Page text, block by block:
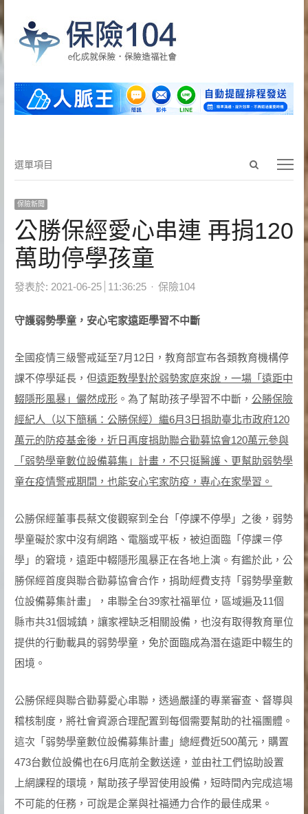
Open
search
選
項
目
選單項目
保險新聞
公勝保經愛心串連 再捐120
萬助停學孩童
發表於: 2021-06-25 11:36:25 Author
保險104
守護弱勢學童，安心宅家遠距學習不中斷
全國疫情三級警戒延至7月12日，教育部宣布各類教育機構停
課不停學延長，但遠距教學對於弱勢家庭來說，一場「遠距中
輟隱形風暴」儼然成形。為了幫助孩子學習不中斷， 公勝保險
經紀人（以下簡稱：公勝保經）繼6月3日捐助臺北市政府120
萬元的防疫基金後，近日再度捐助聯合勸募協會120萬元參與
「弱勢學童數位設備募集」計畫，不只挺醫護、更幫助弱勢學
童在疫情警戒期間，也能安心宅家防疫，專心在家學習。
公勝保經董事長蔡文俊觀察到全台「停課不停學」之後，弱勢
學童礙於家中沒有網路、電腦或平板，被迫面臨「停課＝停
學」的窘境，遠距中輟隱形風暴正在各地上演。有鑑於此，公
勝保經首度與聯合勸募協會合作，捐助經費支持「弱勢學童數
位設備募集計畫」，串聯全台39家社福單位，區域遍及11個
縣市共31個城鎮，讓家裡缺乏相關設備，也沒有取得教育單位
提供的行動載具的弱勢學童，免於面臨成為潛在遠距中輟生的
困境。
公勝保經與聯合勸募愛心串聯，透過嚴謹的專業審查、督導與
稽核制度，將社會資源合理配置到每個需要幫助的社福團體。
這次「弱勢學童數位設備募集計畫」總經費近500萬元，購置
473台數位設備也在6月底前全數送達，並由社工們協助設置
上網課程的環境，幫助孩子學習使用設備，短時間內完成這場
不可能的任務，可說是企業與社福通力合作的最佳成果。